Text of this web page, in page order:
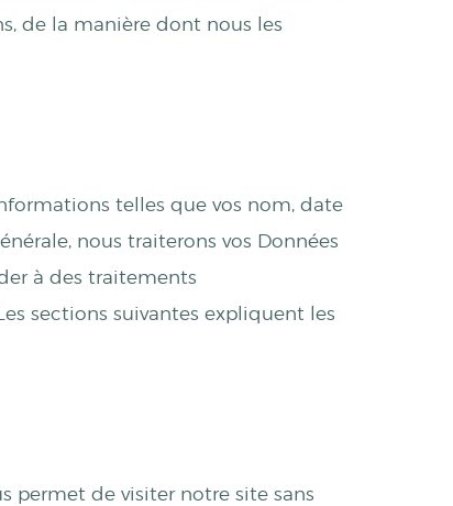
de la manière dont nous les
telles que vos nom, date
nous traiterons vos Données
à des traitements
sections suivantes expliquent les
permet de visiter notre site sans